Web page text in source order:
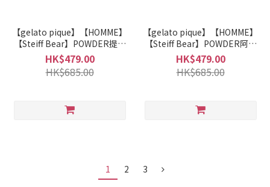
【gelato pique】【HOMME】
【Steiff Bear】POWDER提花
套頭衫 PMNT255038
HK$479.00
HK$685.00
【gelato pique】【HOMME】
【Steiff Bear】POWDER阿蘭
長褲 PMNP255039
HK$479.00
HK$685.00
1 2 3